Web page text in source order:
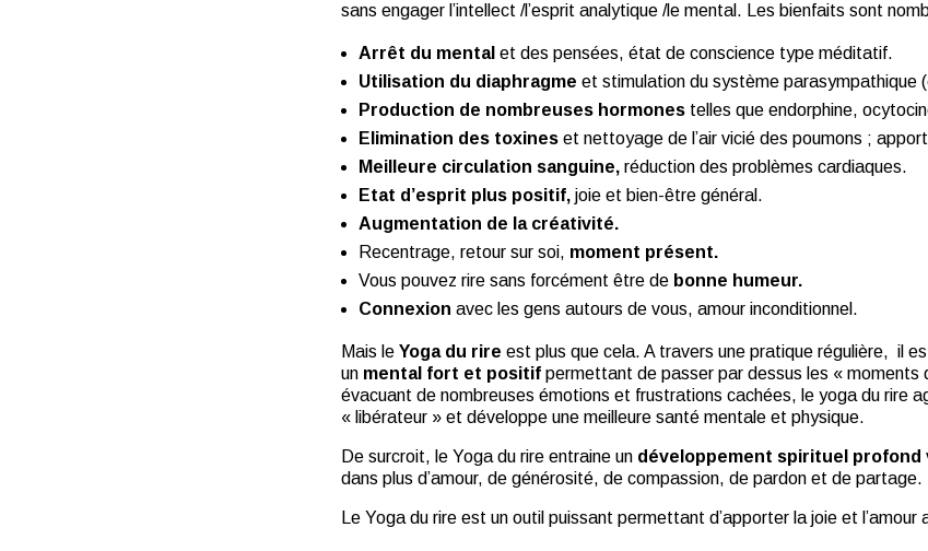
sans engager l’intellect /l’esprit analytique /le mental. Les bienfaits sont
Arrêt du mental et des pensées, état de conscience type méditatif.
Utilisation du diaphragme et stimulation du système parasympathique
Production de nombreuses hormones telles que endorphine,
Elimination des toxines et nettoyage de l’air vicié des poumons ;
Meilleure circulation sanguine, réduction des problèmes cardiaques.
Etat d’esprit plus positif, joie et bien-être général.
Augmentation de la créativité.
Recentrage, retour sur soi, moment présent.
Vous pouvez rire sans forcément être de bonne humeur.
Connexion avec les gens autours de vous, amour inconditionnel.
Mais le Yoga du rire est plus que cela. A travers une pratique régulière, il
un mental fort et positif permettant de passer par dessus les « moments
évacuant de nombreuses émotions et frustrations cachées, le yoga du rire
« libérateur » et développe une meilleure santé mentale et physique.
De surcroit, le Yoga du rire entraine un développement spirituel profond
dans plus d’amour, de générosité, de compassion, de pardon et de partage.
Le Yoga du rire est un outil puissant permettant d’apporter la joie et l’amour